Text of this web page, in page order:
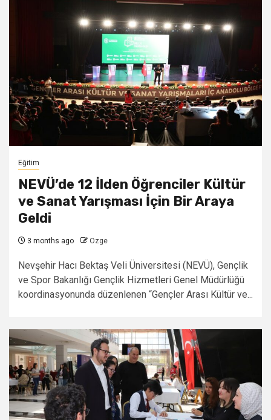
Eğitim
NEVÜ’de 12 İlden Öğrenciler Kültür
ve Sanat Yarışması İçin Bir Araya
Geldi
3 months ago Ozge
Nevşehir Hacı Bektaş Veli Üniversitesi (NEVÜ), Gençlik
ve Spor Bakanlığı Gençlik Hizmetleri Genel Müdürlüğü
koordinasyonunda düzenlenen “Gençler Arası Kültür ve...